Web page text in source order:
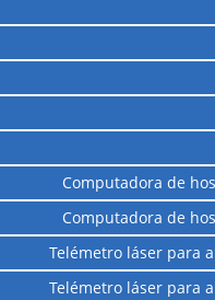
Computadora de
Computadora de
Telémetro láser para
Telémetro láser para